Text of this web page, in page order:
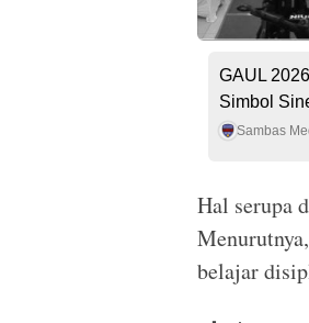
GAUL
Simbol
Sambas
Hal serupa
belajar